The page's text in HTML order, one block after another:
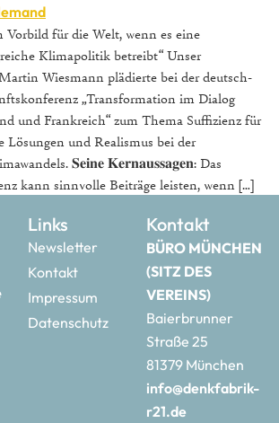
Vorbild für die Welt, wenn es eine
Klimapolitik betreibt“ Unser
Wiesmann plädierte bei der deutsch-
„Transformation im Dialog
und Frankreich“ zum Thema Suffizienz für
und Realismus bei der
𝐒𝐞𝐢𝐧𝐞 𝐊𝐞𝐫𝐧𝐚𝐮𝐬𝐬𝐚𝐠𝐞𝐧: Das
kann sinnvolle Beiträge leisten, wenn […]
Links
Newsletter
Kontakt
Impressum
Datenschutz
Kontakt
BÜRO MÜNCHEN
(SITZ DES
VEREINS)
Baierbrunner
Straße 25
81379 München
info@denkfabrik-
r21.de